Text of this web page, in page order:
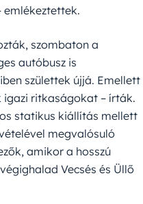
emlékeztettek.
szombaton a
autóbusz is
születtek újjá. Emellett
ritkaságokat – írták.
statikus kiállítás mellett
megvalósuló
amikor a hosszú
Vecsés és Üllő